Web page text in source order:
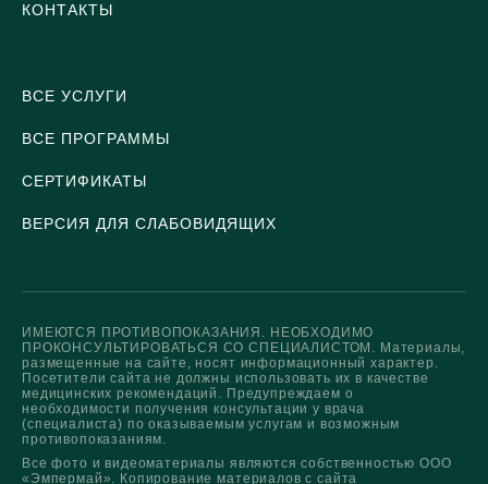
КОНТАКТЫ
ВСЕ УСЛУГИ
ВСЕ ПРОГРАММЫ
СЕРТИФИКАТЫ
ВЕРСИЯ ДЛЯ СЛАБОВИДЯЩИХ
ИМЕЮТСЯ ПРОТИВОПОКАЗАНИЯ. НЕОБХОДИМО
ПРОКОНСУЛЬТИРОВАТЬСЯ СО СПЕЦИАЛИСТОМ. Материалы,
размещенные на сайте, носят информационный характер.
Посетители сайта не должны использовать их в качестве
медицинских рекомендаций. Предупреждаем о
необходимости получения консультации у врача
(специалиста) по оказываемым услугам и возможным
противопоказаниям.
Все фото и видеоматериалы являются собственностью ООО
«Эмпермай». Копирование материалов с сайта